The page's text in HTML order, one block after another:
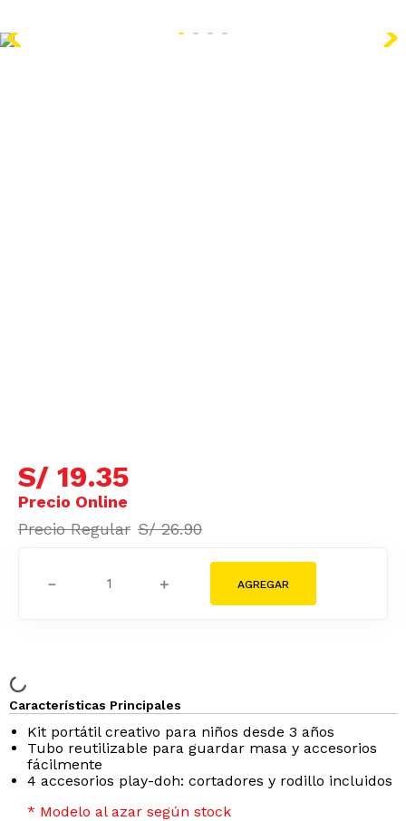
S/ 19.35
S/ 26.90
＋
－
Características Principales
Kit portátil creativo para niños desde 3 años
Tubo reutilizable para guardar masa y accesorios
fácilmente
4 accesorios play-doh: cortadores y rodillo incluidos
* Modelo al azar según stock